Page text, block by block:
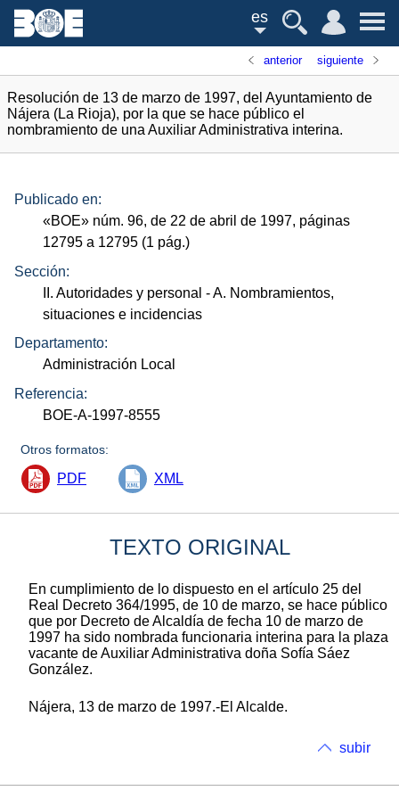
es
anterior siguiente
Resolución de 13 de marzo de 1997, del Ayuntamiento de
Nájera (La Rioja), por la que se hace público el
nombramiento de una Auxiliar Administrativa interina.
Publicado en:
«BOE» núm. 96, de 22 de abril de 1997, páginas
12795 a 12795 (1 pág.)
Sección:
II. Autoridades y personal - A. Nombramientos,
situaciones e incidencias
Departamento:
Administración Local
Referencia:
BOE-A-1997-8555
Otros formatos:
PDF XML
TEXTO ORIGINAL
En cumplimiento de lo dispuesto en el artículo 25 del
Real Decreto 364/1995, de 10 de marzo, se hace público
que por Decreto de Alcaldía de fecha 10 de marzo de
1997 ha sido nombrada funcionaria interina para la plaza
vacante de Auxiliar Administrativa doña Sofía Sáez
González.
Nájera, 13 de marzo de 1997.-El Alcalde.
subir